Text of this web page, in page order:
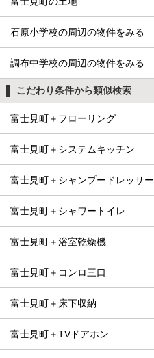
石原小学校の周辺の物件をみる
調布中学校の周辺の物件をみる
こだわり条件から類似検索
富士見町＋フローリング
富士見町＋システムキッチン
富士見町＋シャンプードレッサー
富士見町＋シャワートイレ
富士見町＋浴室乾燥機
富士見町＋コンロ三口
富士見町＋床下収納
富士見町＋TVドアホン